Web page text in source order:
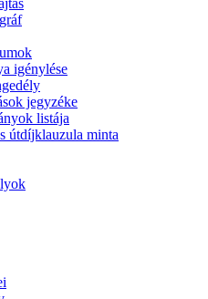
igénylése
jegyzéke
listája
útdíjklauzula minta